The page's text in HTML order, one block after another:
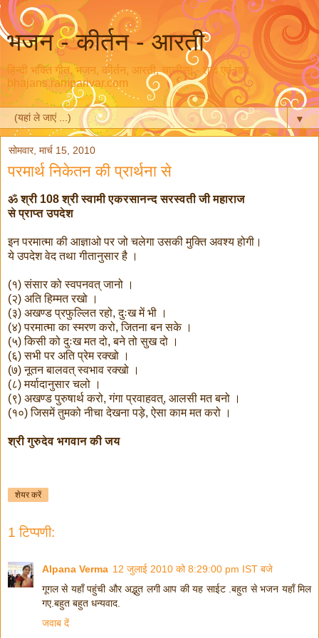
भजन - कीर्तन - आरती
हिन्दी भक्ति गीत, भजन, कीर्तन, आरती, चालीसा - शब्द एवं गान
bhajans.ramparivar.com
▼
सोमवार, मार्च 15, 2010
परमार्थ निकेतन की प्रार्थना से
ॐ श्री 108 श्री स्वामी एकरसानन्द सरस्वती जी महाराज
से प्राप्त उपदेश
इन परमात्मा की आज्ञाओ पर जो चलेगा उसकी मुक्ति अवश्य होगी।
ये उपदेश वेद तथा गीतानुसार है ।
(१) संसार को स्वपनवत् जानो ।
(२) अति हिम्मत रखो ।
(३) अखण्ड प्रफुल्लित रहो, दुःख में भी ।
(४) परमात्मा का स्मरण करो, जितना बन सके ।
(५) किसी को दुःख मत दो, बने तो सुख दो ।
(६) सभी पर अति प्रेम रक्खो ।
(७) नूतन बालवत् स्वभाव रक्खो ।
(८) मर्यादानुसार चलो ।
(९) अखण्ड पुरुषार्थ करो, गंगा प्रवाहवत्, आलसी मत बनो ।
(१०) जिसमें तुमको नीचा देखना पड़े, ऐसा काम मत करो ।
श्री गुरुदेव भगवान की जय
शेयर करें
1 टिप्पणी:
Alpana Verma 12 जुलाई 2010 को 8:29:00 pm IST बजे
गूगल से यहाँ पहुंची और अद्भुत लगी आप की यह साईट .बहुत से भजन यहाँ मिल
गए.बहुत बहुत धन्यवाद.
जवाब दें